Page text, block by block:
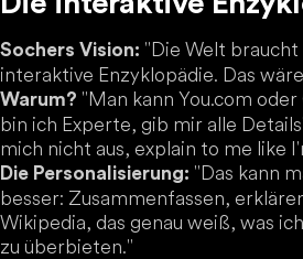
Sochers Vision: "Die Welt
interaktive Enzyklopädie. Das
Warum? "Man kann You.com
bin ich Experte, gib mir alle
mich nicht aus, explain to me like
Die Personalisierung: "Das kann
besser: Zusammenfassen,
Wikipedia, das genau weiß, was
zu überbieten."